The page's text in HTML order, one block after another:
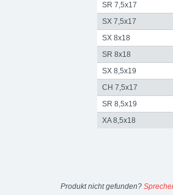
SR 7,5x17
SX 7,5x17
SX 8x18
SR 8x18
SX 8,5x19
CH 7,5x17
SR 8,5x19
XA 8,5x18
Produkt nicht gefunden?